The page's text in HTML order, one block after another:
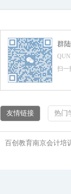
群
扫一
友情链接 热门
百创教育南京会计培